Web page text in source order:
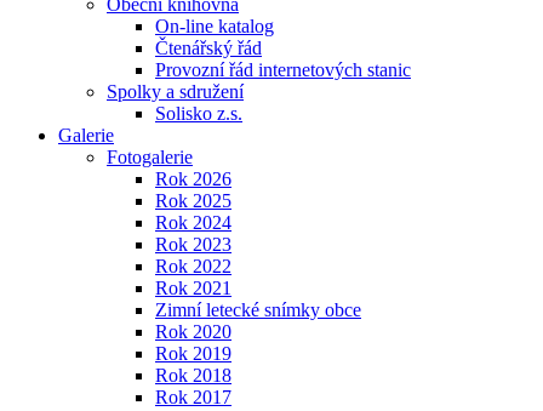
Obecní knihovna
On-line katalog
Čtenářský řád
Provozní řád internetových stanic
Spolky a sdružení
Solisko z.s.
Galerie
Fotogalerie
Rok 2026
Rok 2025
Rok 2024
Rok 2023
Rok 2022
Rok 2021
Zimní letecké snímky obce
Rok 2020
Rok 2019
Rok 2018
Rok 2017